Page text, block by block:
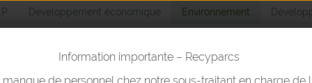
Développement économique Environnement
Information importante – Recyparcs